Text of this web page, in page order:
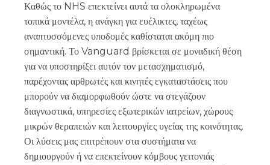
Καθώς το NHS επεκτείνει αυτά τα ολοκληρωμένα
τοπικά μοντέλα, η ανάγκη για ευέλικτες, ταχέως
αναπτυσσόμενες υποδομές καθίσταται ακόμη πιο
σημαντική. Το Vanguard βρίσκεται σε μοναδική θέση
για να υποστηρίξει αυτόν τον μετασχηματισμό,
παρέχοντας αρθρωτές και κινητές εγκαταστάσεις που
μπορούν να διαμορφωθούν ώστε να στεγάζουν
διαγνωστικά, υπηρεσίες εξωτερικών ιατρείων, χώρους
μικρών θεραπειών και λειτουργίες υγείας της κοινότητας.
Οι λύσεις μας επιτρέπουν στα συστήματα να
δημιουργούν ή να επεκτείνουν κόμβους γειτονιάς